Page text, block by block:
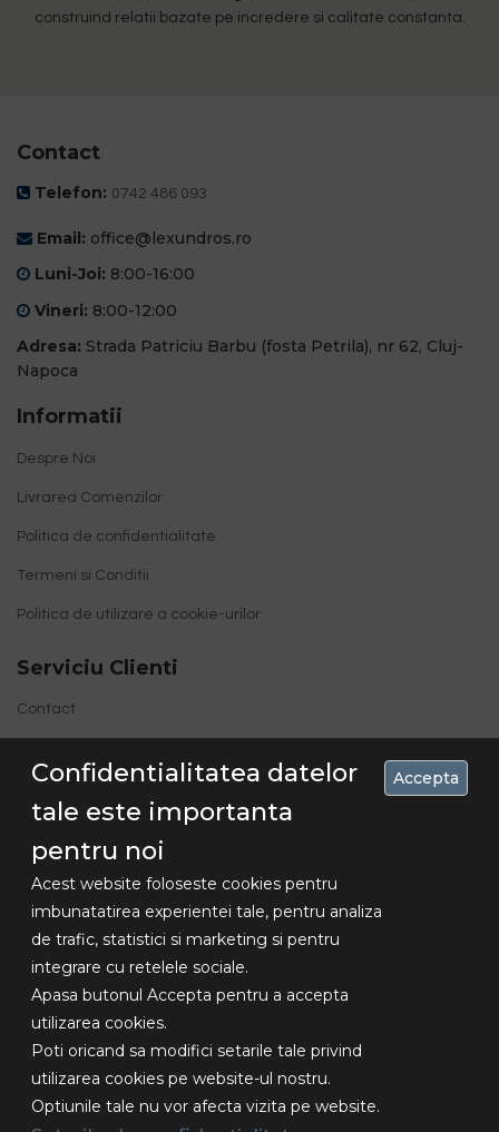
Concediu 30.07-16.08 , livrarile se vor
face dupa aceasta data!!!
construind relatii bazate pe incredere si calitate constanta.
Contact
Telefon: 0742 486 093
Email: office@lexundros.ro
Luni-Joi: 8:00-16:00
Vineri: 8:00-12:00
Adresa: Strada Patriciu Barbu (fosta Petrila), nr 62, Cluj-
Napoca
Informatii
Despre Noi
Livrarea Comenzilor
Politica de confidentialitate
Termeni si Conditii
Politica de utilizare a cookie-urilor
Serviciu Clienti
Contact
© 2018
Design -
Toate
drepturile
Confidentialitatea datelor
tale este importanta
pentru noi
Acest website foloseste cookies pentru
imbunatatirea experientei tale, pentru analiza
de trafic, statistici si marketing si pentru
integrare cu retelele sociale.
Apasa butonul Accepta pentru a accepta
utilizarea cookies.
Poti oricand sa modifici setarile tale privind
utilizarea cookies pe website-ul nostru.
Optiunile tale nu vor afecta vizita pe website.
Accepta